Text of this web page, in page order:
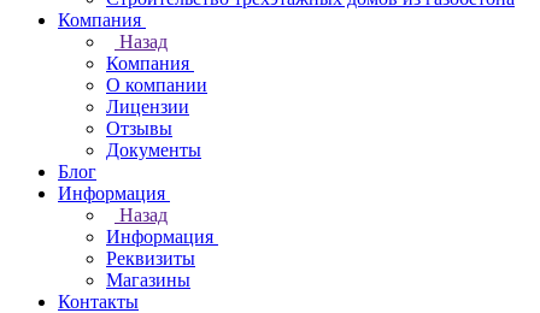
Компания
Назад
Компания
О компании
Лицензии
Отзывы
Документы
Блог
Информация
Назад
Информация
Реквизиты
Магазины
Контакты